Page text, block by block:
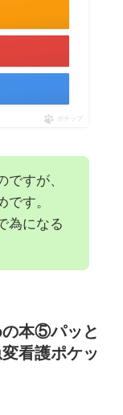
ポチップ
ですが、
す。
為になる
の本⑤パッと
看護ポケッ